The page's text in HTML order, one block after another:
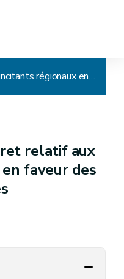
Décret relatif aux incitants régionaux en faveur des grandes entreprises
relatif aux
faveur des